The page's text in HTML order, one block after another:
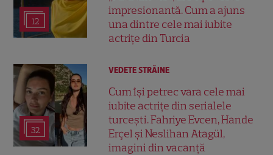
12
impresionantă. Cum a ajuns
una dintre cele mai iubite
actrițe din Turcia
32
VEDETE STRĂINE
Cum își petrec vara cele mai
iubite actrițe din serialele
turcești. Fahriye Evcen, Hande
Erçel și Neslihan Atagül,
imagini din vacanță